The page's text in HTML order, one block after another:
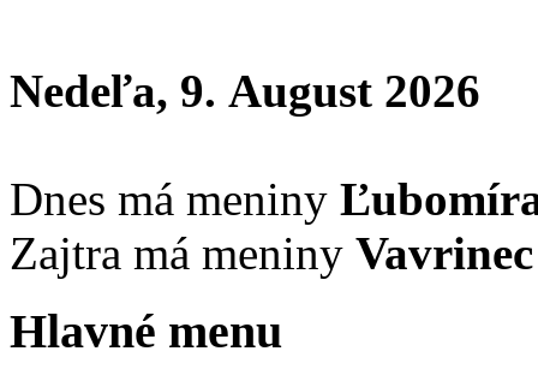
Nedeľa, 9. August 2026
Dnes má meniny
Zajtra má meniny Vavrinec
Hlavné menu